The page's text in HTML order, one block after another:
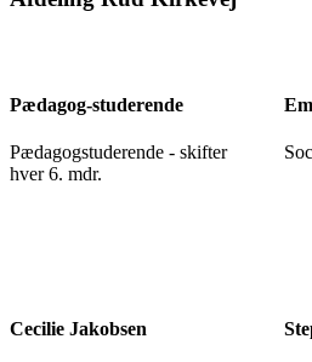
Pædagog-studerende
Pædagogstuderende - skifter
hver 6. mdr.
Cecilie Jakobsen